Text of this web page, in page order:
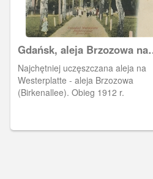
Gdańsk, aleja Brzozowa na
Westerplatte
Najchętniej uczęszczana aleja na
Westerplatte - aleja Brzozowa
(Birkenallee). Obieg 1912 r.